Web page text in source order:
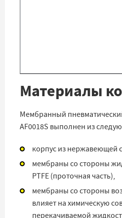
Материалы
Мембранный
AF0018S выполнен из
корпус из нержавеющей
мембраны со стороны
PTFE (проточная часть),
мембраны со стороны
влияет на химическую
перекачиваемой